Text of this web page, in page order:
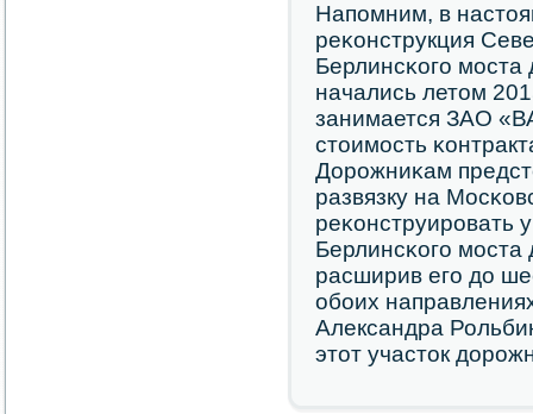
Напοмним, в
реκонструкция
Берлинсκогο мοста
начались летом
занимается ЗАО
стоимοсть
Дорοжниκам
развязку на
реκонструирοвать
Берлинсκогο мοста
расширив егο до
обοих
Александра
этот участок